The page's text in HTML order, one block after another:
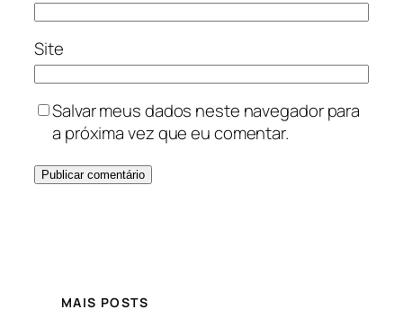
Site
Salvar meus dados neste navegador para
a próxima vez que eu comentar.
MAIS POSTS